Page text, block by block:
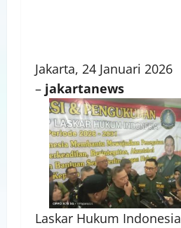
Jakarta, 24 Januari 2026
– jakartanews
Laskar Hukum Indonesia